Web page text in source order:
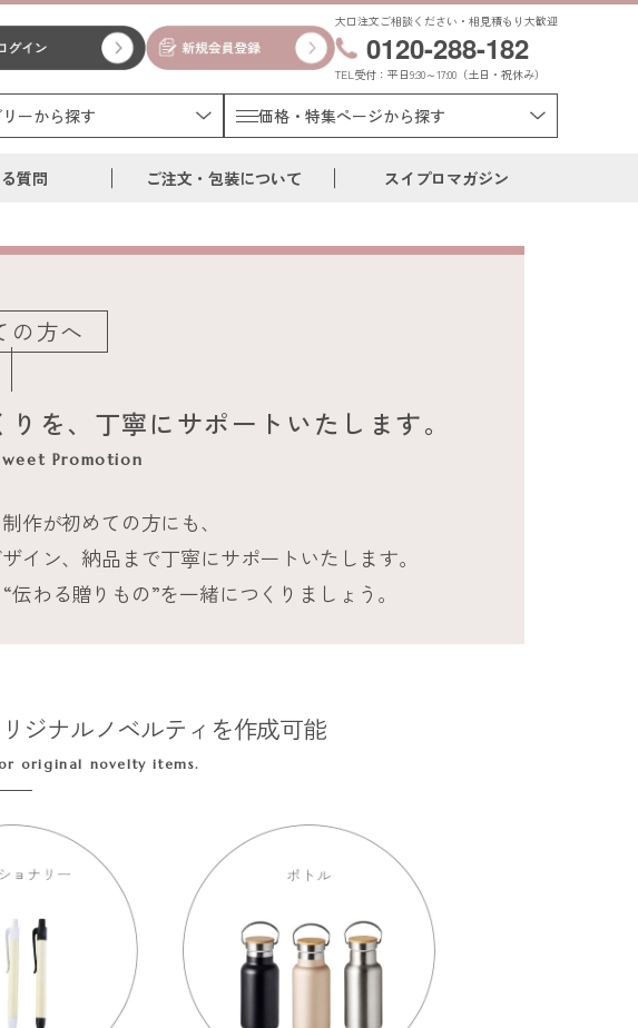
大口注文ご相談ください・相見積もり大歓迎
0120-288-182
TEL受付：平日9:30～17:00（土日・祝休み）
ーから探す 価格・特集ページから探す
質問 ご注文・包装について スイプロマガジン
の方へ
を、 丁寧にサポートいたします。
Promotion
作が初めての方にも、
イン、納品まで丁寧にサポートいたします。
わる贈りもの”を一緒につくりましょう。
ジナルノベルティを作成可能
original novelty items.